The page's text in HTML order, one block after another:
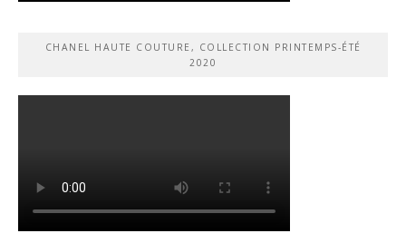
CHANEL HAUTE COUTURE, COLLECTION PRINTEMPS-ÉTÉ
2020